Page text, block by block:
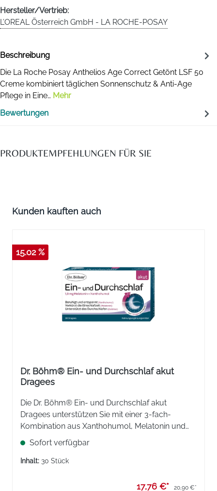
Hersteller/Vertrieb:
L’OREAL Österreich GmbH - LA ROCHE-POSAY
Beschreibung
Die La Roche Posay Anthelios Age Correct Getönt LSF 50
Creme kombiniert täglichen Sonnenschutz & Anti-Age
Pflege in Eine… Mehr
Bewertungen
PRODUKTEMPFEHLUNGEN FÜR SIE
Produktgalerie überspringen
Kunden kauften auch
15.02 %
Dr. Böhm® Ein- und Durchschlaf akut
Dragees
Die Dr. Böhm® Ein- und Durchschlaf akut
Dragees unterstützen Sie mit einer 3-fach-
Kombination aus Xanthohumol, Melatonin und
Baldrian bei akuten Schlafproblemen – ohne
Müdigkeit am nächsten Morgen oder
Abhängigkeitseffekte.
Sofort verfügbar
Inhalt: 30 Stück
17,76 €* 20,90 €*